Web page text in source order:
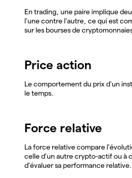
En trading, une paire implique
l'une contre l'autre, ce qui est
sur les bourses de
Price action
Le comportement du prix d'un
le temps.
Force relative
La force relative compare
celle d'un autre crypto-actif ou à
d'évaluer sa performance relative.